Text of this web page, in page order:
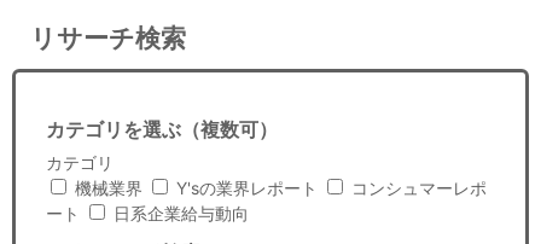
採用情報
日本人にPR
コンサルティング
リサーチ検索
カテゴリを選ぶ（複数可）
カテゴリ
機械業界
Y'sの業界レポート
コンシュマーレポ
ート
日系企業給与動向